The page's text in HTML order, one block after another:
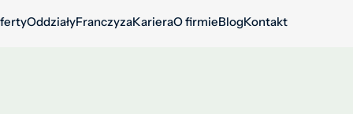
OddziałyFranczyzaKarieraO firmieBlogKontakt